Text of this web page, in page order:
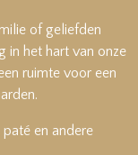
of geliefden
in het hart van onze
ruimte voor een
en andere